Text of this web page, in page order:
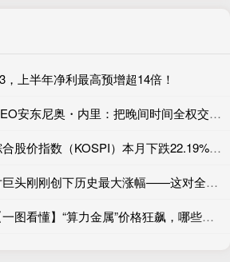
上半年净利最高预增超14倍！
股市资金杠杆 慧与CEO安东尼奥・内里：把晚间时间全权交给团队
配资专业炒股 韩国综合股价指数（KOSPI）本月下跌22.19%，收于6595.45点
私募股票网 韩国芯片巨头刚刚创下历史最大涨幅——这对全球AI交易意味着什么？
杠杆炒股如何理财 【一图看懂】“算力金属”价格狂飙，哪些公司受益？